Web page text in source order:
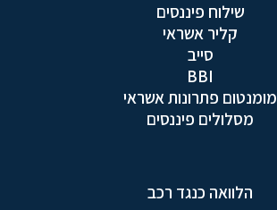
שילוח פיננסים
קליר אשראי
סייב
BBI
מומנטום פתרונות אשראי
מסלולים פיננסים
הלוואה כנגד רכב